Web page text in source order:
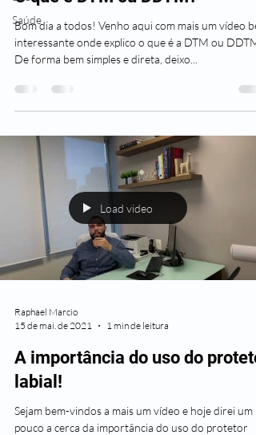
Saúde
Bom dia a todos! Venho aqui com mais um vídeo
interessante onde explico o que é a DTM ou DDTM.
De forma bem simples e direta, deixo...
Load video
Raphael Marcio
15 de mai. de 2021
1 min de leitura
A importância do uso do
labial!
Sejam bem-vindos a mais um vídeo e hoje direi um
pouco a cerca da importância do uso do protetor